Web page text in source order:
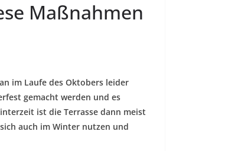
Maßnahmen
im Laufe des Oktobers leider
gemacht werden und es
ist die Terrasse dann meist
auch im Winter nutzen und